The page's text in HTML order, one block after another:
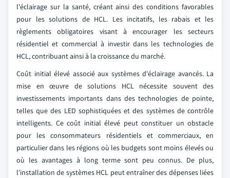
l'éclairage sur la santé, créant ainsi des conditions favorables
pour les solutions de HCL. Les incitatifs, les rabais et les
règlements obligatoires visant à encourager les secteurs
résidentiel et commercial à investir dans les technologies de
HCL, contribuant ainsi à la croissance du marché.
Coût initial élevé associé aux systèmes d'éclairage avancés. La
mise en œuvre de solutions HCL nécessite souvent des
investissements importants dans des technologies de pointe,
telles que des LED sophistiquées et des systèmes de contrôle
intelligents. Ce coût initial élevé peut constituer un obstacle
pour les consommateurs résidentiels et commerciaux, en
particulier dans les régions où les budgets sont moins élevés ou
où les avantages à long terme sont peu connus. De plus,
l'installation de systèmes HCL peut entraîner des dépenses liées